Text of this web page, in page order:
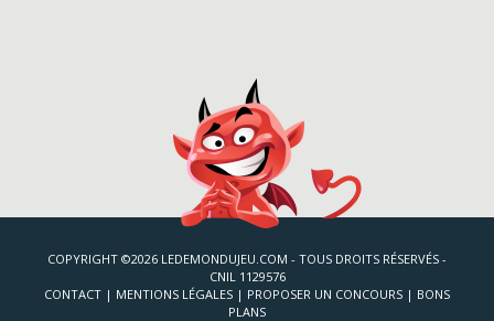
COPYRIGHT ©2026 LEDEMONDUJEU.COM - TOUS DROITS RÉSERVÉS -
CNIL 1129576
CONTACT | MENTIONS LÉGALES | PROPOSER UN CONCOURS | BONS
PLANS